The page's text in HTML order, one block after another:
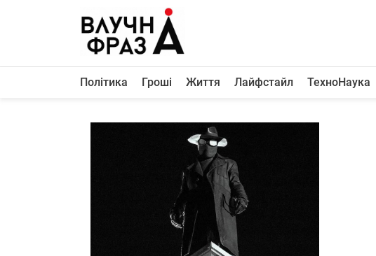
Політика
Політика Гроші Життя Лайфстайл ТехноНаука